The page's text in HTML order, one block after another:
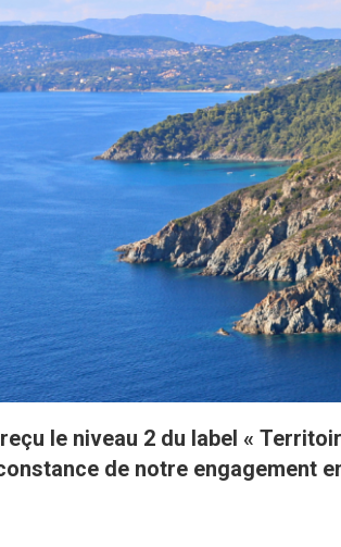
le niveau 2 du label «
de notre engagement